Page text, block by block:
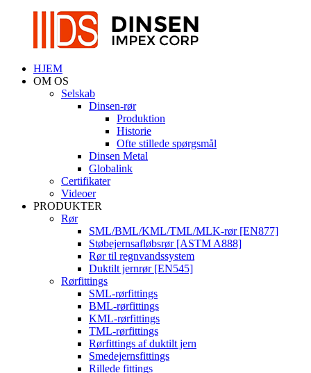
HJEM
OM OS
Selskab
Dinsen-rør
Produktion
Historie
Ofte stillede spørgsmål
Dinsen Metal
Globalink
Certifikater
Videoer
PRODUKTER
Rør
SML/BML/KML/TML/MLK-rør [EN877]
Støbejernsafløbsrør [ASTM A888]
Rør til regnvandssystem
Duktilt jernrør [EN545]
Rørfittings
SML-rørfittings
BML-rørfittings
KML-rørfittings
TML-rørfittings
Rørfittings af duktilt jern
Smedejernsfittings
Rillede fittings